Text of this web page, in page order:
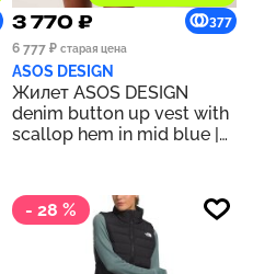
3 770 ₽
377
6 777 ₽ старая цена
ASOS DESIGN
Жилет ASOS DESIGN
denim button up vest with
scallop hem in mid blue |
- 28 %